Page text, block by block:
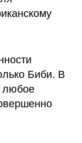
Биби. В
любое